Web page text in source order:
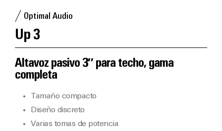
Optimal Audio
Up 3
Altavoz pasivo 3″ para techo, gama
completa
Tamaño compacto
Diseño discreto
Varias tomas de potencia